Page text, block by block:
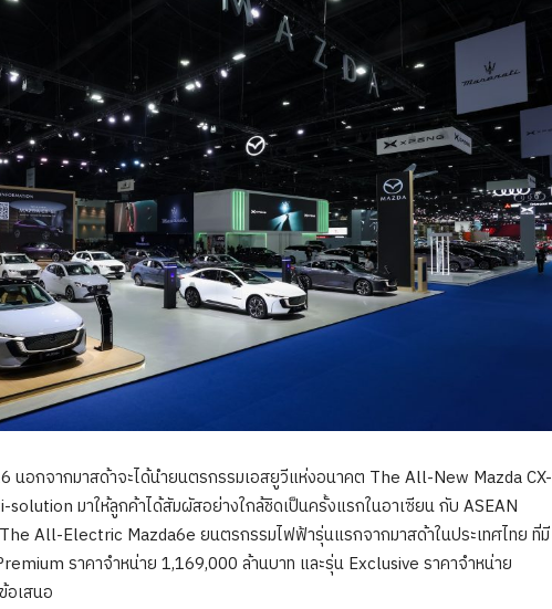
นอกจากมาสด้าจะได้นำยนตรกรรมเอสยูวีแห่งอนาคต The All-New Mazda CX-
มาให้ลูกค้าได้สัมผัสอย่างใกล้ชิดเป็นครั้งแรกในอาเซียน กับ ASEAN
All-Electric Mazda6e ยนตรกรรมไฟฟ้ารุ่นแรกจากมาสด้าในประเทศไทย ที่มี
ราคาจำหน่าย 1,169,000 ล้านบาท และรุ่น Exclusive ราคาจำหน่าย
เสนอ